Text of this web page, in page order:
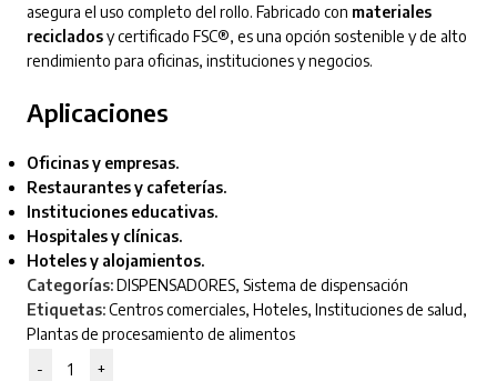
asegura el uso completo del rollo. Fabricado con materiales
recicladosy certificado FSC®, es una opción sostenible y de alto
rendimiento para oficinas, instituciones y negocios.
Aplicaciones
Oficinas y empresas.
Restaurantes y cafeterías.
Instituciones educativas.
Hospitales y clínicas.
Hoteles y alojamientos.
Categorías:DISPENSADORES, Sistema de dispensación
Etiquetas:Centros comerciales, Hoteles, Instituciones de salud,
Plantas de procesamiento de alimentos
-
+